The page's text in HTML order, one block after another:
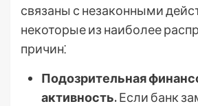
связаны с незаконными
некоторые из наиболее
причин⁚
Подозрительная
активность.Если банк